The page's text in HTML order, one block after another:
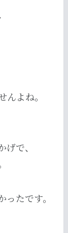
よね。
で、
たです。